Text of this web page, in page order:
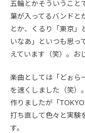
五輪とかそういうこと
葉が入ってるバンドと
とか、くるり「東京」
いなあ」といつも思っ
えています（笑）。お
楽曲としては「どぉら
を速くしました（笑）
作りましたが「
打ち直して色々と実験
す。